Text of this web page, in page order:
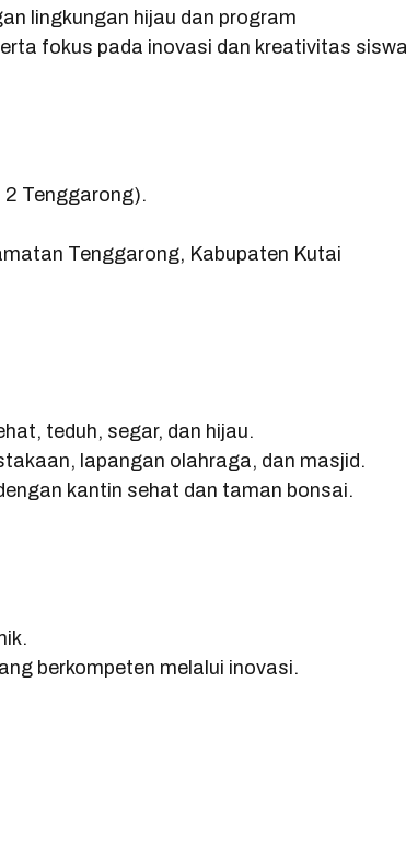
lingkungan hijau dan program
fokus pada inovasi dan kreativitas
2 Tenggarong).
Tenggarong, Kabupaten Kutai
teduh, segar, dan hijau.
lapangan olahraga, dan masjid.
kantin sehat dan taman bonsai.
berkompeten melalui inovasi.